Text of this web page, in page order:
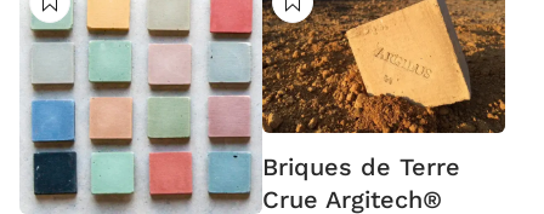
Suivre Suivre
Briques de Terre
Crue Argitech®